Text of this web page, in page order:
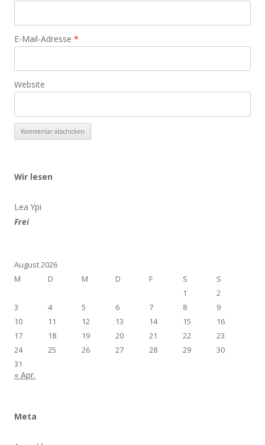
E-Mail-Adresse *
Website
Wir lesen
Lea Ypi
Frei
August 2026
M
D M D F S
S
1
2
3
4 5 6 7 8
9
10
11 12 13 14 15
16
17
18 19 20 21 22
23
24
25 26 27 28 29
30
31
« Apr.
Meta